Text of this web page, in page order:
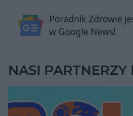
NASI